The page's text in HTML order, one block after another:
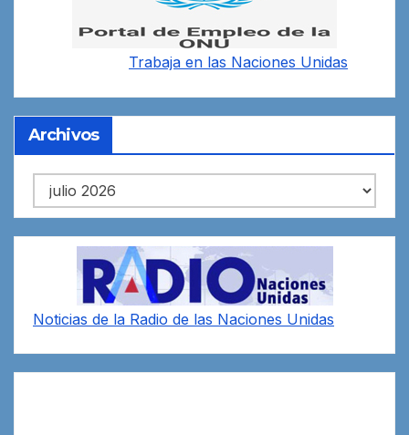
Trabaja en las Naciones Unidas
Archivos
Archivos
Noticias de la Radio de las Naciones Unidas